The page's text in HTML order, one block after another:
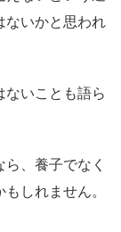
ないかと思われ
いことも語ら
、養子でなく
しれません。